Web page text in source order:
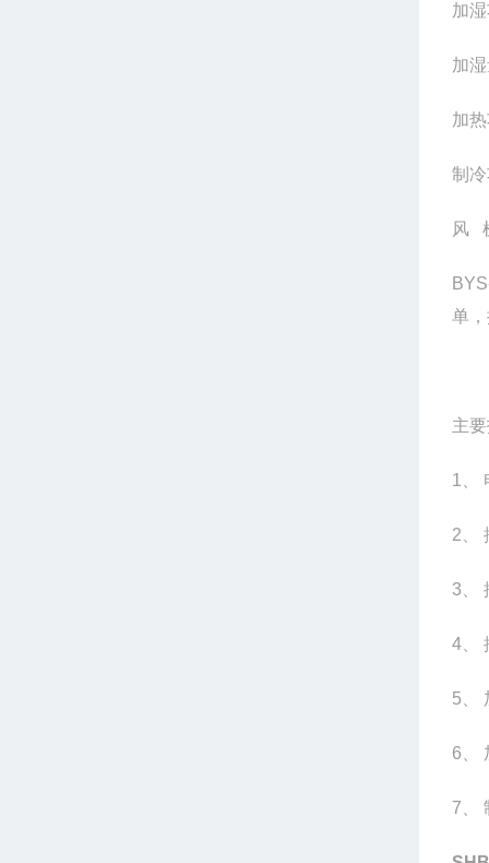
加
加
加
制
风
单
主
1
2
3
4
5
6
7